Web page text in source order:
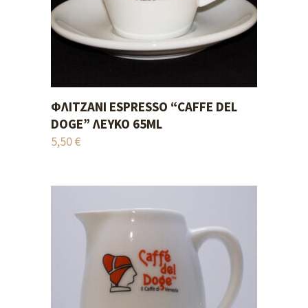
ADD TO CART
ΦΛΙΤΖΆΝΙ ESPRESSO “CAFFE DEL
DOGE” ΛΕΥΚΌ 65ML
5,50€